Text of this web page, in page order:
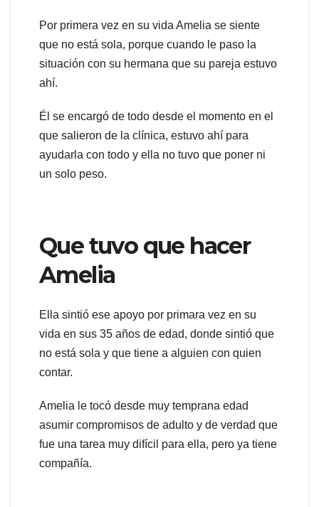
Por primera vez en su vida Amelia se siente
que no está sola, porque cuando le paso la
situación con su hermana que su pareja estuvo
ahí.
Él se encargó de todo desde el momento en el
que salieron de la clínica, estuvo ahí para
ayudarla con todo y ella no tuvo que poner ni
un solo peso.
Que tuvo que hacer
Amelia
Ella sintió ese apoyo por primara vez en su
vida en sus 35 años de edad, donde sintió que
no está sola y que tiene a alguien con quien
contar.
Amelia le tocó desde muy temprana edad
asumir compromisos de adulto y de verdad que
fue una tarea muy difícil para ella, pero ya tiene
compañía.